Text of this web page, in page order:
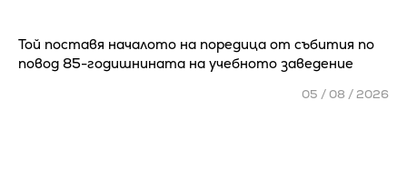
Той поставя началото на поредица от събития по
повод 85-годишнината на учебното заведение
05 / 08 / 2026